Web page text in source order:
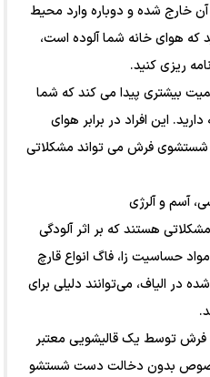
خارج شده و دوباره وارد محیط
که هوای خانه شما آلوده است،
ریزی کنید.
بیشتری پیدا می کند که شما
این افراد در برابر هوای
شستشوی فرش می تواند مشکلاتی
آسم و آلرژی
هستند که بر اثر آلودگی
حساسیت زا، فاگ انواع قارچ
در الیاف، می‌توانند دلیلی برای
توسط یک قالیشویی معتبر
بدون دخالت دست شستشو